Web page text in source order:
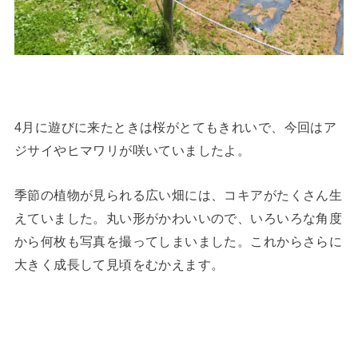
4月に遊びに来たときは桜がとてもきれいで、今回はア
ジサイやヒマワリが咲いていましたよ。
季節の植物が見られる広い畑には、コキアがたくさん生
えていました。丸い形がかわいいので、いろいろな角度
から何枚も写真を撮ってしまいました。これからさらに
大きく成長して見頃をむかえます。